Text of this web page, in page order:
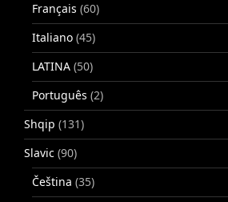
Français (60)
Italiano (45)
LATINA (50)
Português (2)
Shqip (131)
Slavic (90)
Čeština (35)